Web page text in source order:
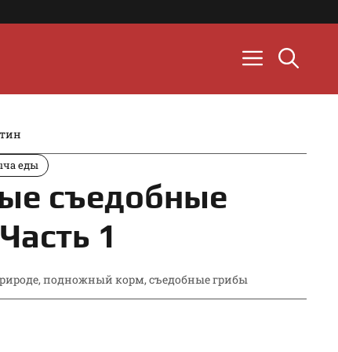
еды
съедобные
1
, подножный корм, съедобные грибы